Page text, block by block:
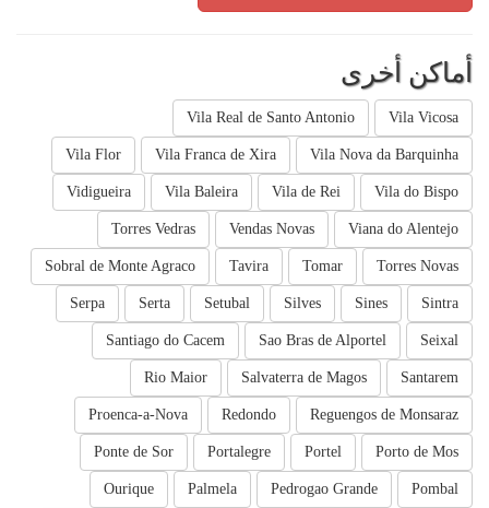
أماكن أخرى
Vila Vicosa
Vila Real de Santo Antonio
Vila Nova da Barquinha
Vila Franca de Xira
Vila Flor
Vila do Bispo
Vila de Rei
Vila Baleira
Vidigueira
Viana do Alentejo
Vendas Novas
Torres Vedras
Torres Novas
Tomar
Tavira
Sobral de Monte Agraco
Sintra
Sines
Silves
Setubal
Serta
Serpa
Seixal
Sao Bras de Alportel
Santiago do Cacem
Santarem
Salvaterra de Magos
Rio Maior
Reguengos de Monsaraz
Redondo
Proenca-a-Nova
Porto de Mos
Portel
Portalegre
Ponte de Sor
Pombal
Pedrogao Grande
Palmela
Ourique